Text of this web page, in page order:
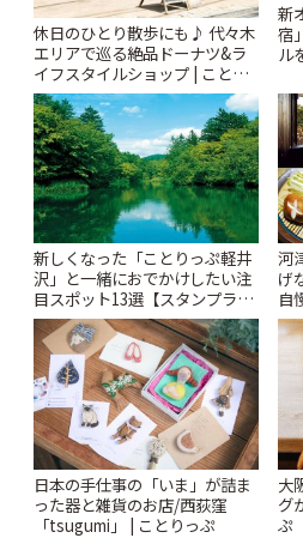
休日のひとり散歩にも♪ 代々木
エリアで巡る絶品ドーナツ&ラ
イフスタイルショップ | ことり
っぷ
新
宿
ル
新しくなった「ことりっぷ軽井
沢」と一緒におでかけしたい注
目スポット13選【スタンプラリ
ー開催中】 | ことりっぷ
河
げ
自
日本の手仕事の「いま」が詰ま
った器と雑貨のお店/西荻窪
「tsugumi」 | ことりっぷ
大
グ
ぷ